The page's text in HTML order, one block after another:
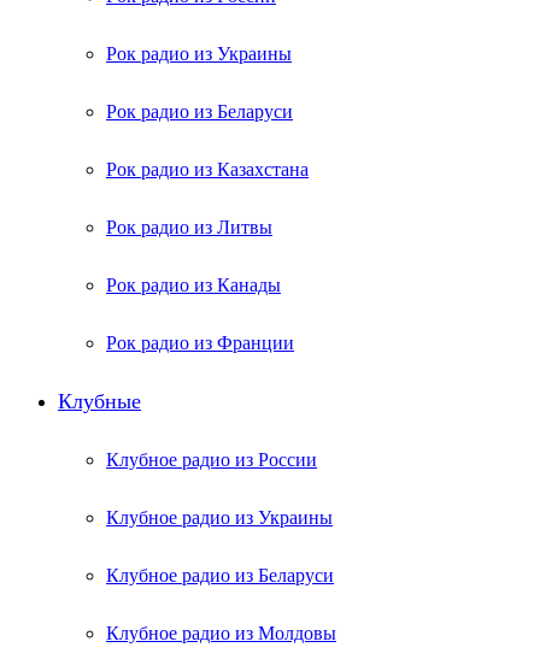
Рок радио из Украины
Рок радио из Беларуси
Рок радио из Казахстана
Рок радио из Литвы
Рок радио из Канады
Рок радио из Франции
Клубные
Клубное радио из России
Клубное радио из Украины
Клубное радио из Беларуси
Клубное радио из Молдовы